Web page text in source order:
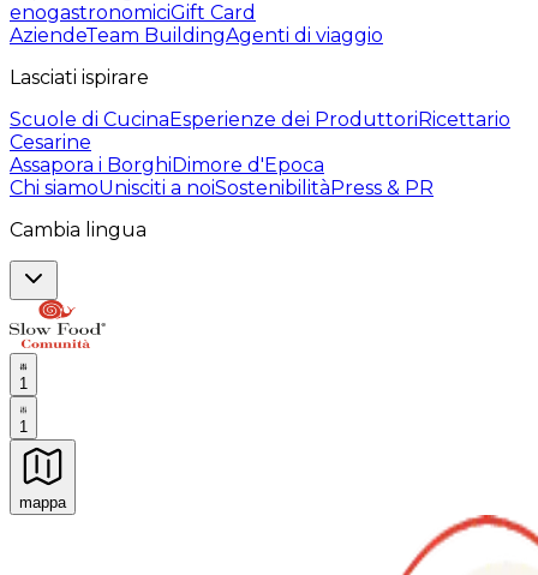
enogastronomiciGift Card
AziendeTeam BuildingAgenti di viaggio
Lasciati ispirare
Scuole di CucinaEsperienze dei ProduttoriRicettario
Cesarine
Assapora i BorghiDimore d'Epoca
Chi siamoUnisciti a noiSostenibilitàPress & PR
Cambia lingua
1
1
mappa
Esperienze culinarie indimenticabili: Esperienze